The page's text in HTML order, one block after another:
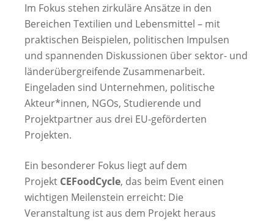
Im Fokus stehen zirkuläre Ansätze in den
Bereichen Textilien und Lebensmittel – mit
praktischen Beispielen, politischen Impulsen
und spannenden Diskussionen über sektor- und
länderübergreifende Zusammenarbeit.
Eingeladen sind Unternehmen, politische
Akteur*innen, NGOs, Studierende und
Projektpartner aus drei EU-geförderten
Projekten.
Ein besonderer Fokus liegt auf dem
Projekt CEFoodCycle, das beim Event einen
wichtigen Meilenstein erreicht: Die
Veranstaltung ist aus dem Projekt heraus